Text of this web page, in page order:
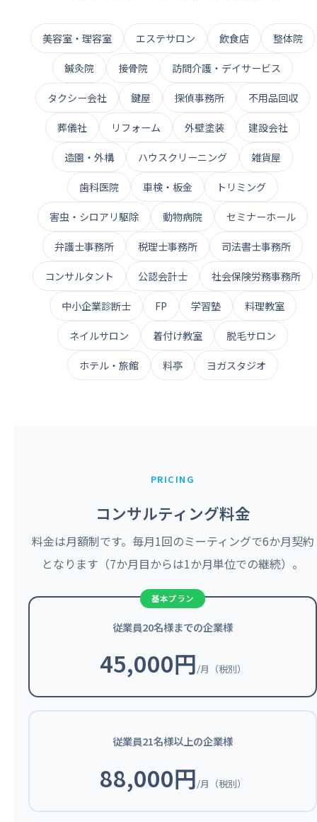
美容室・理容室 エステサロン 飲食店 整体院
鍼灸院 接骨院 訪問介護・デイサービス
タクシー会社 鍵屋 探偵事務所 不用品回収
葬儀社 リフォーム 外壁塗装 建設会社
造園・外構 ハウスクリーニング 雑貨屋
歯科医院 車検・板金 トリミング
害虫・シロアリ駆除 動物病院 セミナーホール
弁護士事務所 税理士事務所 司法書士事務所
コンサルタント 公認会計士 社会保険労務事務所
中小企業診断士 FP 学習塾 料理教室
ネイルサロン 着付け教室 脱毛サロン
ホテル・旅館 料亭 ヨガスタジオ
PRICING
コンサルティング料金
料金は月額制です。毎月1回のミーティングで6か月契約
となります（7か月目からは1か月単位での継続）。
従業員20名様までの企業様
45,000円/月（税別）
従業員21名様以上の企業様
88,000円/月（税別）